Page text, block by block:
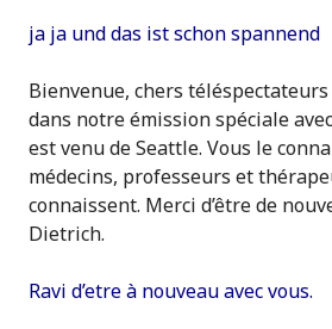
ja ja und das ist schon spannend
Bienvenue, chers
dans notre émission spéciale
est venu de Seattle. Vous le
médecins, professeurs et
connaissent. Merci d’être de
Dietrich.
Ravi d’etre à nouveau avec vous.